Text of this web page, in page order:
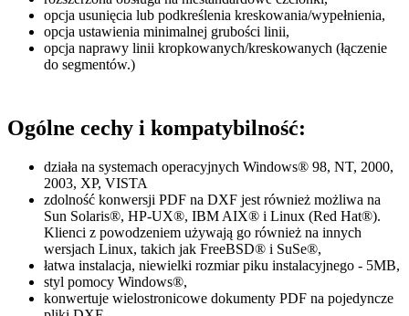
opcja usunięcia lub podkreślenia kreskowania/wypełnienia,
opcja ustawienia minimalnej grubości linii,
opcja naprawy linii kropkowanych/kreskowanych (łączenie
do segmentów.)
Ogólne cechy i kompatybilność:
działa na systemach operacyjnych Windows® 98, NT, 2000,
2003, XP, VISTA
zdolność konwersji PDF na DXF jest również możliwa na
Sun Solaris®, HP-UX®, IBM AIX® i Linux (Red Hat®).
Klienci z powodzeniem używają go również na innych
wersjach Linux, takich jak FreeBSD® i SuSe®,
łatwa instalacja, niewielki rozmiar piku instalacyjnego - 5MB,
styl pomocy Windows®,
konwertuje wielostronicowe dokumenty PDF na pojedyncze